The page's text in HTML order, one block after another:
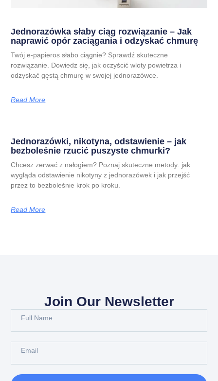
Jednorazówka słaby ciąg rozwiązanie – Jak
naprawić opór zaciągania i odzyskać chmurę
Twój e-papieros słabo ciągnie? Sprawdź skuteczne
rozwiązanie. Dowiedz się, jak oczyścić wloty powietrza i
odzyskać gęstą chmurę w swojej jednorazówce.
Read More
Jednorazówki, nikotyna, odstawienie – jak
bezboleśnie rzucić puszyste chmurki?
Chcesz zerwać z nałogiem? Poznaj skuteczne metody: jak
wygląda odstawienie nikotyny z jednorazówek i jak przejść
przez to bezboleśnie krok po kroku.
Read More
Join Our Newsletter